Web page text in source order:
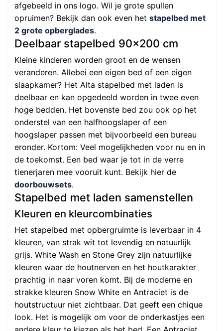
afgebeeld in ons logo. Wil je grote spullen
opruimen? Bekijk dan ook even het stapelbed met
2 grote opberglades.
Deelbaar stapelbed 90×200 cm
Kleine kinderen worden groot en de wensen
veranderen. Allebei een eigen bed of een eigen
slaapkamer? Het Alta stapelbed met laden is
deelbaar en kan opgedeeld worden in twee even
hoge bedden. Het bovenste bed zou ook op het
onderstel van een halfhoogslaper of een
hoogslaper passen met bijvoorbeeld een bureau
eronder. Kortom: Veel mogelijkheden voor nu en in
de toekomst. Een bed waar je tot in de verre
tienerjaren mee vooruit kunt. Bekijk hier de
doorbouwsets.
Stapelbed met laden samenstellen
Kleuren en kleurcombinaties
Het stapelbed met opbergruimte is leverbaar in 4
kleuren, van strak wit tot levendig en natuurlijk
grijs. White Wash en Stone Grey zijn natuurlijke
kleuren waar de houtnerven en het houtkarakter
prachtig in naar voren komt. Bij de moderne en
strakke kleuren Snow White en Antraciet is de
houtstructuur niet zichtbaar. Dat geeft een chique
look. Het is mogelijk om voor de onderkastjes een